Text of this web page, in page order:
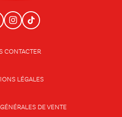
CONTACTER
LÉGALES
DE VENTE